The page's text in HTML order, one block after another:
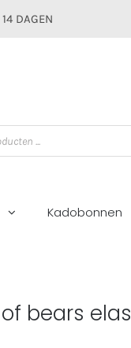
DAGEN
Kadobonnen
bears